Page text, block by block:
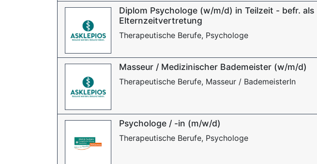
Diplom Psychologe (w/m/d) in Teilzeit - befr. als
Elternzeitvertretung
Therapeutische Berufe, Psychologe
Masseur / Medizinischer Bademeister (w/m/d)
Therapeutische Berufe, Masseur / BademeisterIn
Psychologe / -in (m/w/d)
Therapeutische Berufe, Psychologe